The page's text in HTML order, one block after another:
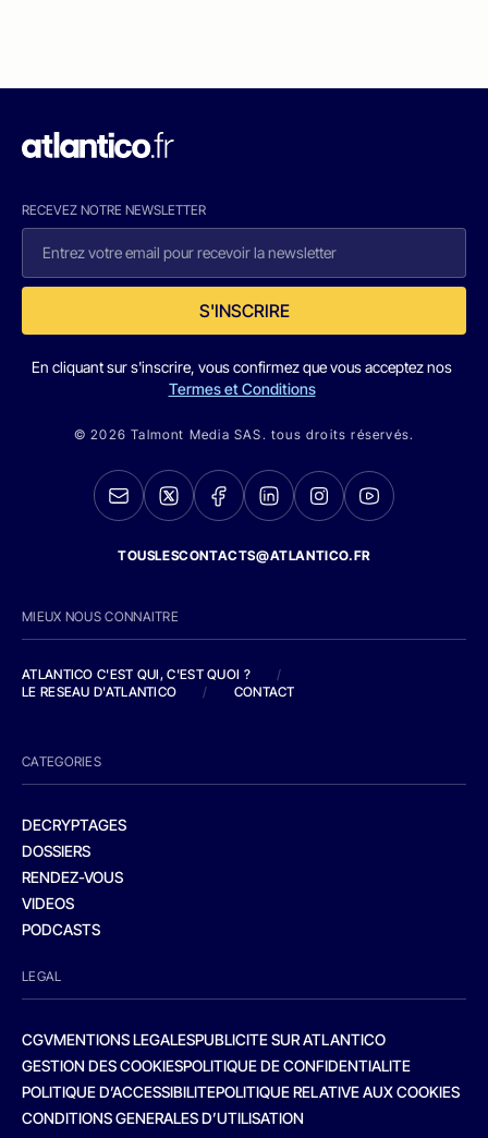
RECEVEZ NOTRE NEWSLETTER
S'INSCRIRE
En cliquant sur s'inscrire, vous confirmez que vous acceptez nos
Termes et Conditions
© 2026 Talmont Media SAS. tous droits réservés.
TOUSLESCONTACTS@ATLANTICO.FR
MIEUX NOUS CONNAITRE
ATLANTICO C'EST QUI, C'EST QUOI ?
/
LE RESEAU D'ATLANTICO
/ CONTACT
CATEGORIES
DECRYPTAGES
DOSSIERS
RENDEZ-VOUS
VIDEOS
PODCASTS
LEGAL
CGVMENTIONS LEGALESPUBLICITE SUR ATLANTICO
GESTION DES COOKIESPOLITIQUE DE CONFIDENTIALITE
POLITIQUE D’ACCESSIBILITEPOLITIQUE RELATIVE AUX COOKIES
CONDITIONS GENERALES D’UTILISATION